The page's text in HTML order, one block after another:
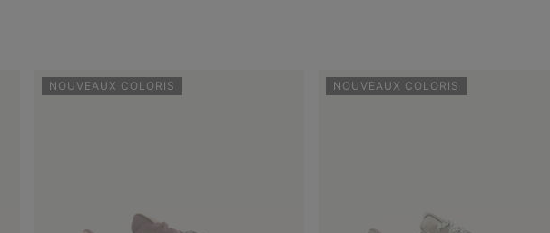
NOUVEAUX COLORIS NOUVEAUX COLORIS